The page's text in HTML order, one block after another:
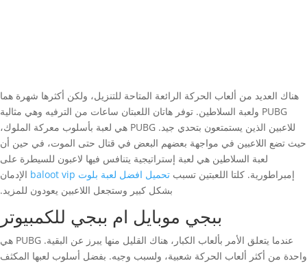
هناك العديد من ألعاب الحركة الرائعة المتاحة للتنزيل، ولكن أكثرها شهرة هما
PUBG ولعبة السلاطين. توفر هاتان اللعبتان ساعات من الترفيه وهي مثالية
للاعبين الذين يستمتعون بتحدي جيد. PUBG هي لعبة بأسلوب معركة الملوك،
حيث تضع اللاعبين في مواجهة بعضهم البعض في قتال حتى الموت، في حين أن
لعبة السلاطين هي لعبة إستراتيجية يتنافس فيها لاعبون للسيطرة على
إمبراطورية. كلتا اللعبتين تسبب تحميل افضل لعبة بلوت baloot vip
الإدمان
بشكل كبير وستجعل اللاعبين يعودون للمزيد.
ببجي موبايل ام ببجي للكمبيوتر
عندما يتعلق الأمر بألعاب الكبار، هناك القليل منها يبرز عن البقية. PUBG هي
واحدة من أكثر ألعاب الحركة شعبية، ولسبب وجيه. بفضل أسلوب لعبها المكثف